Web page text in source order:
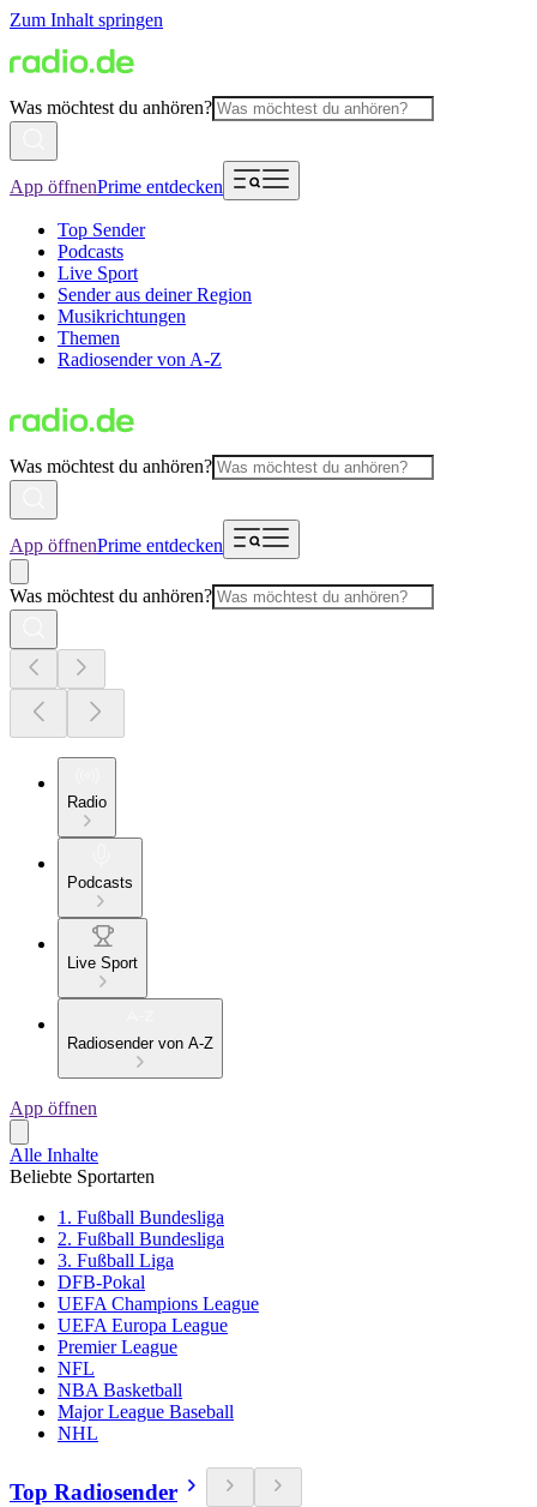
Zum Inhalt springen
Was möchtest du anhören?
App öffnenPrime entdecken
Top Sender
Podcasts
Live Sport
Sender aus deiner Region
Musikrichtungen
Themen
Radiosender von A-Z
Was möchtest du anhören?
App öffnenPrime entdecken
Was möchtest du anhören?
Radio
Podcasts
Live Sport
Radiosender von A-Z
App öffnen
Alle Inhalte
Beliebte Sportarten
1. Fußball Bundesliga
2. Fußball Bundesliga
3. Fußball Liga
DFB-Pokal
UEFA Champions League
UEFA Europa League
Premier League
NFL
NBA Basketball
Major League Baseball
NHL
Top Radiosender